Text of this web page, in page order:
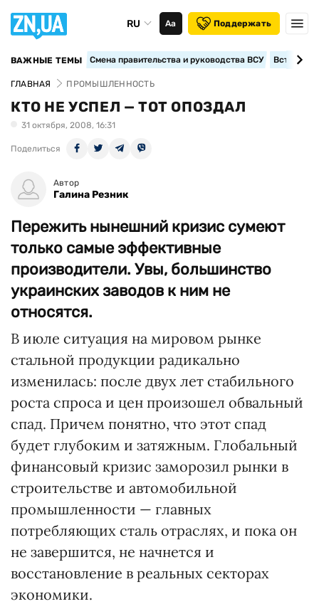
RU Аа Поддержать
ВАЖНЫЕ ТЕМЫ Смена правительства и руководства ВСУ
ГЛАВНАЯ ПРОМЫШЛЕННОСТЬ
КТО НЕ УСПЕЛ — ТОТ ОПОЗДАЛ
31 октября, 2008, 16:31
Поделиться
Автор
Галина Резник
Пережить нынешний кризис сумеют
только самые эффективные
производители. Увы, большинство
украинских заводов к ним не
относятся.
В июле ситуация на мировом рынке
стальной продукции радикально
изменилась: после двух лет стабильного
роста спроса и цен произошел обвальный
спад. Причем понятно, что этот спад
будет глубоким и затяжным. Глобальный
финансовый кризис заморозил рынки в
строительстве и автомобильной
промышленности — главных
потребляющих сталь отраслях, и пока он
не завершится, не начнется и
восстановление в реальных секторах
экономики.